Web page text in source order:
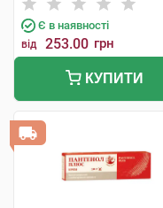
Є в наявності
від 253.00 грн
КУПИТИ